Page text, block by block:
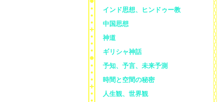
インド思想、ヒンドゥー教
中国思想
神道
ギリシャ神話
予知、予言、未来予測
時間と空間の秘密
人生観、世界観